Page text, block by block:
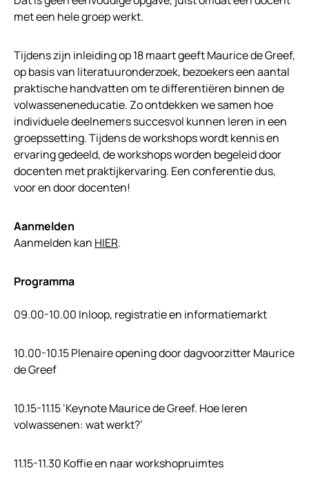
met een hele groep werkt.
Tijdens zijn inleiding op 18 maart geeft Maurice de Greef,
op basis van literatuuronderzoek, bezoekers een aantal
praktische handvatten om te differentiëren binnen de
volwasseneneducatie. Zo ontdekken we samen hoe
individuele deelnemers succesvol kunnen leren in een
groepssetting. Tijdens de workshops wordt kennis en
ervaring gedeeld, de workshops worden begeleid door
docenten met praktijkervaring. Een conferentie dus,
voor en door docenten!
Aanmelden
Aanmelden kan HIER.
Programma
09.00-10.00 Inloop, registratie en informatiemarkt
10.00-10.15 Plenaire opening door dagvoorzitter Maurice
de Greef
10.15-11.15 ‘Keynote Maurice de Greef. Hoe leren
volwassenen: wat werkt?’
11.15-11.30 Koffie en naar workshopruimtes